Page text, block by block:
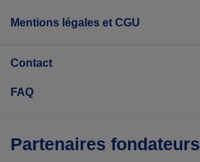
Mentions légales et CGU
Contact
FAQ
Partenaires fondateurs